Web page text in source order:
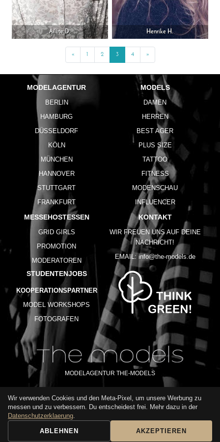
Ailine D. Henrike H.
«Previous 2 3 4 »Next
MODELAGENTUR
BERLIN
HAMBURG
DÜSSELDORF
KÖLN
MÜNCHEN
HANNOVER
STUTTGART
FRANKFURT
MODELS
DAMEN
HERREN
BEST AGER
PLUS SIZE
TATTOO
FITNESS
MODENSCHAU
INFLUENCER
MESSEHOSTESSEN
GRID GIRLS
PROMOTION
MODERATOREN
STUDENTENJOBS
KOOPERATIONSPARTNER
MODEL WORKSHOPS
FOTOGRAFEN
KONTAKT
WIR FREUEN UNS AUF DEINE
NACHRICHT!
EMAIL: info@the-models.de
MODELAGENTUR THE-MODELS
IMPRESSUM AGB DATENSCHUTZ
NUTZUNGSBEDINGUNGEN
Wir verwenden Cookies und den Meta-Pixel, um unsere Werbung zu
messen und zu verbessern. Du entscheidest frei. Mehr dazu in der
Datenschutzerklaerung.
ABLEHNEN AKZEPTIEREN